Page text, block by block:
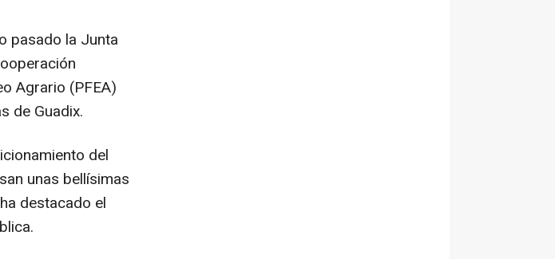
pasado la Junta
Agrario (PFEA)
de Guadix.
del
unas bellísimas
destacado el